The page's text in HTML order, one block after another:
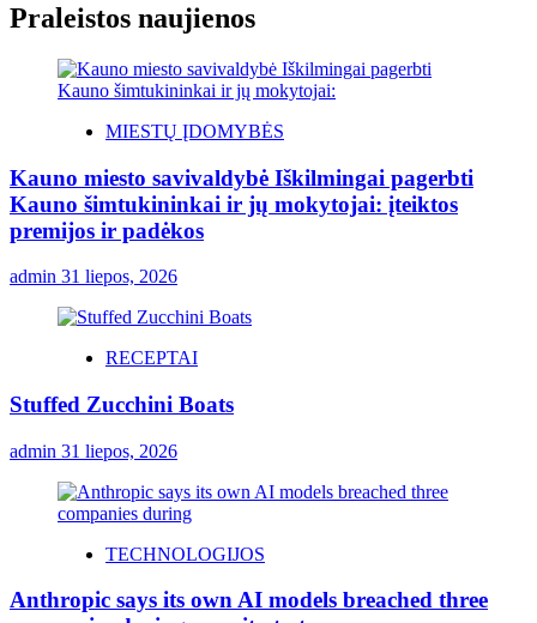
Praleistos naujienos
MIESTŲ ĮDOMYBĖS
Kauno miesto savivaldybė Iškilmingai pagerbti
Kauno šimtukininkai ir jų mokytojai: įteiktos
premijos ir padėkos
admin 31 liepos, 2026
RECEPTAI
Stuffed Zucchini Boats
admin 31 liepos, 2026
TECHNOLOGIJOS
Anthropic says its own AI models breached three